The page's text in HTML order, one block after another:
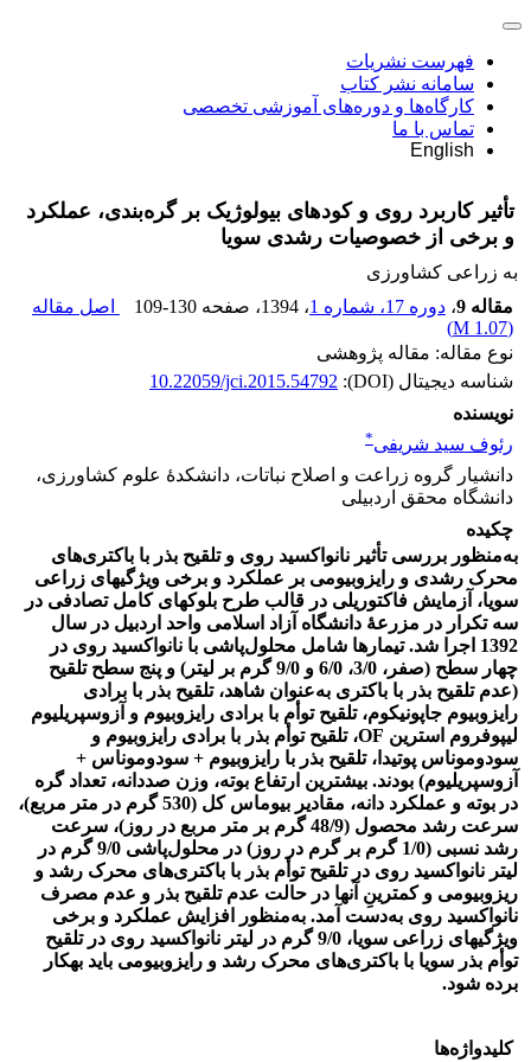
فهرست نشریات
سامانه نشر کتاب
کارگاه‌ها و دوره‌های آموزشی تخصصی
تماس با ما
English
تأثیر کاربرد روی و کودهای بیولوژیک بر گره‌بندی، عملکرد
و برخی از خصوصیات رشدی سویا
به زراعی کشاورزی
مقاله 9
، دوره 17، شماره 1 ، 1394 ، صفحه 109-130
اصل مقاله
(
1.07 M
)
نوع مقاله: مقاله پژوهشی
شناسه دیجیتال (DOI):
10.22059/jci.2015.54792
نویسنده
رئوف سید شریفی*
دانشیار گروه زراعت و اصلاح نباتات، دانشکدۀ علوم کشاورزی،
دانشگاه محقق اردبیلی
چکیده
به‌منظور بررسی تأثیر نانواکسید روی و تلقیح بذر با باکتری‌های
محرک رشدی و رایزوبیومی بر عملکرد و برخی ویژگی­های زراعی
سویا، آزمایش فاکتوریلی در قالب طرح بلوک­های کامل تصادفی در
سه تکرار در مزرعۀ دانشگاه آزاد اسلامی واحد اردبیل در سال
1392 اجرا شد. تیمارها شامل محلول‌پاشی با نانواکسید روی در
چهار سطح (صفر، 3/0، 6/0 و 9/0 گرم بر لیتر) و پنج سطح تلقیح
(عدم تلقیح بذر با باکتری به‌عنوان شاهد، تلقیح بذر با برادی
رایزوبیوم جاپونیکوم، تلقیح توأم با برادی رایزوبیوم و آزوسپریلیوم
لیپوفروم استرین OF، تلقیح توأم بذر با برادی رایزوبیوم و
سودوموناس پوتیدا، تلقیح بذر با رایزوبیوم + سودوموناس +
آزوسپریلیوم) بودند. بیشترین ارتفاع بوته، وزن صددانه، تعداد گره
در بوته و عملکرد دانه، مقادیر بیوماس کل (530 گرم در متر مربع)،
سرعت رشد محصول (48/9 گرم بر متر مربع در روز)، سرعت
رشد نسبی (1/0 گرم بر گرم در روز) در محلول‌پاشی 9/0 گرم در
لیتر نانواکسید روی در تلقیح توأم بذر با باکتری‌های محرک رشد و
ریزوبیومی و کمترینِ آنها در حالت عدم تلقیح بذر و عدم مصرف
نانواکسید روی به‌دست آمد. به‌منظور افزایش عملکرد و برخی
ویژگی­های زراعی سویا، 9/0 گرم در لیتر نانواکسید روی در تلقیح
توأم بذر سویا با باکتری‌های محرک رشد و رایزوبیومی باید به­کار
برده شود.
کلیدواژه‌ها